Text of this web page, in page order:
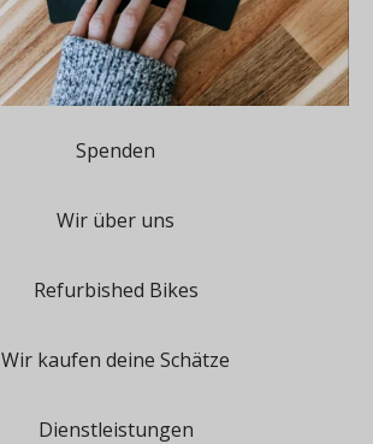
Spenden
Wir über uns
Refurbished Bikes
Wir kaufen deine Schätze
Dienstleistungen